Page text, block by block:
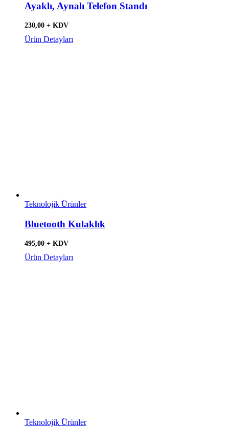
Ayaklı, Aynalı Telefon Standı
230,00 + KDV
Ürün Detayları
Teknolojik Ürünler
Bluetooth Kulaklık
495,00 + KDV
Ürün Detayları
Teknolojik Ürünler